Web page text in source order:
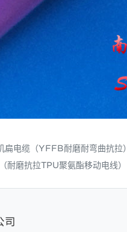
电缆（YFFB耐磨耐弯曲抗拉）
耐磨抗拉TPU聚氨酯移动电线）
司